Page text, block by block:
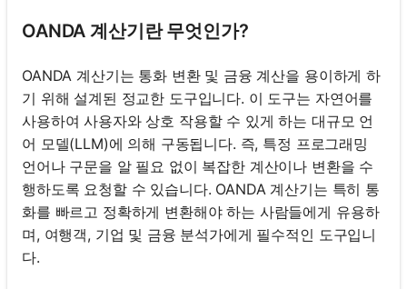
OANDA 계산기란 무엇인가?
OANDA 계산기는 통화 변환 및 금융 계산을 용이하게 하
기 위해 설계된 정교한 도구입니다. 이 도구는 자연어를
사용하여 사용자와 상호 작용할 수 있게 하는 대규모 언
어 모델(LLM)에 의해 구동됩니다. 즉, 특정 프로그래밍
언어나 구문을 알 필요 없이 복잡한 계산이나 변환을 수
행하도록 요청할 수 있습니다. OANDA 계산기는 특히 통
화를 빠르고 정확하게 변환해야 하는 사람들에게 유용하
며, 여행객, 기업 및 금융 분석가에게 필수적인 도구입니
다.